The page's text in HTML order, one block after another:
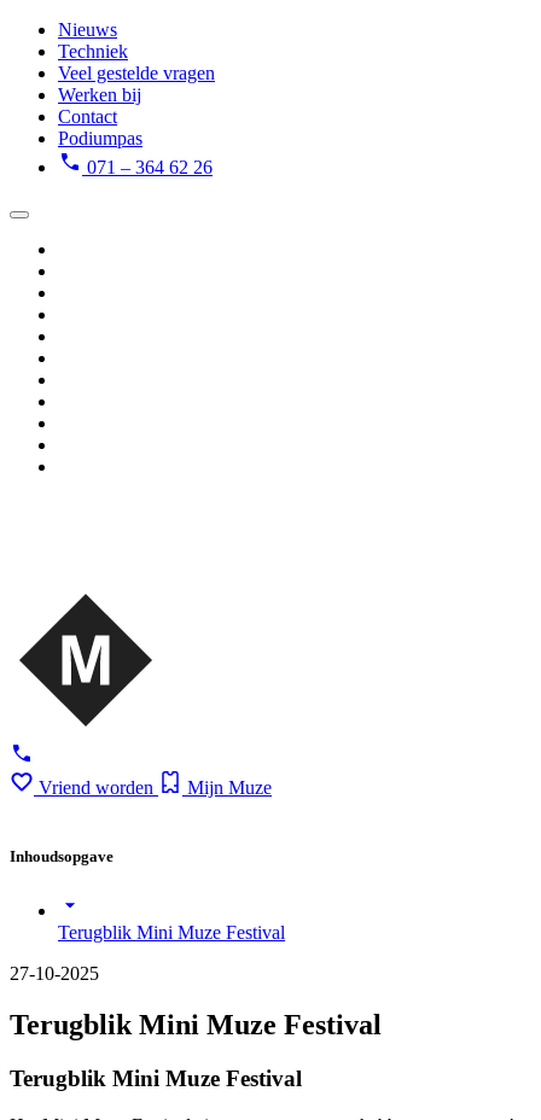
Nieuws
Techniek
Veel gestelde vragen
Werken bij
Contact
Podiumpas
071 – 364 62 26
Vriend worden Mijn Muze
Inhoudsopgave
Terugblik Mini Muze Festival
27-10-2025
Terugblik Mini Muze Festival
Terugblik Mini Muze Festival